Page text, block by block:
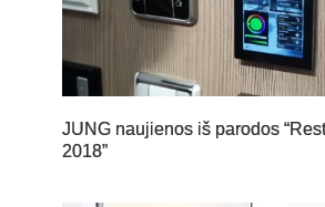
JUNG naujienos iš parodos
2018”